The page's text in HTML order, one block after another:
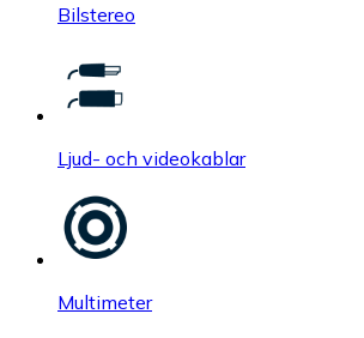
Bilstereo
Ljud- och videokablar
Multimeter